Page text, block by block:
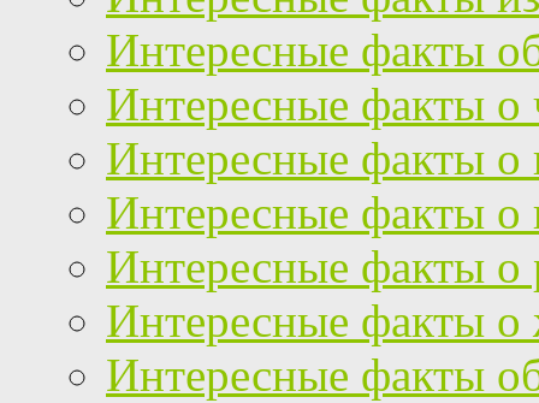
Интересные факты
Интересные факты о
Интересные факты о
Интересные факты о
Интересные факты о
Интересные факты
Интересные факты